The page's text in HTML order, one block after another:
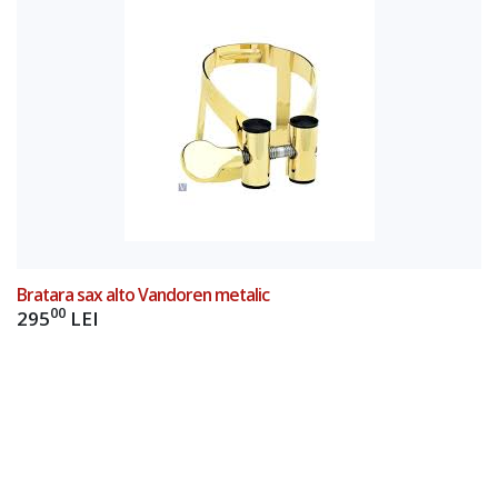
Bratara sax alto Vandoren metalic
29500 LEI